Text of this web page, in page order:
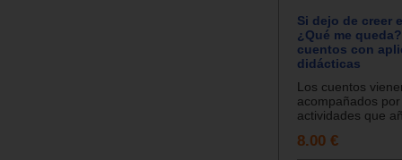
Si dejo de creer
¿Qué me
cuentos con
didácticas
Los cuentos
acompañados
actividades que
8.00 €